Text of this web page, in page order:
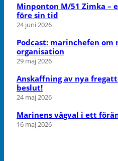
Minponton M/51 Zimka –
före sin tid
24 juni 2026
Podcast: marinchefen om
organisation
29 maj 2026
Anskaffning av nya
beslut!
24 maj 2026
Marinens vägval i ett
16 maj 2026